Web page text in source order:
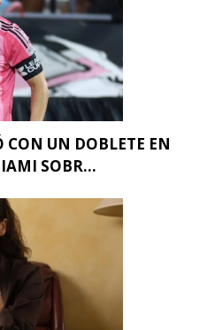
CON UN DOBLETE EN
SOBR...